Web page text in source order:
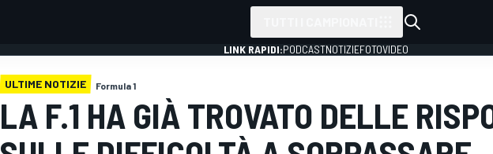
LINK RAPIDI:PODCASTNOTIZIEFOTOVIDEO
ULTIME NOTIZIE Formula 1
LA F.1 HA GIÀ TROVATO DELLE